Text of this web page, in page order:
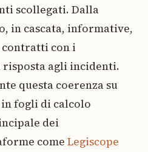
scollegati. Dalla
in cascata, informative,
contratti con i
agli incidenti.
questa coerenza su
fogli di calcolo
dei
come Legiscope